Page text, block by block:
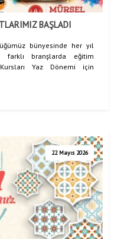
BAŞLADI
bünyesinde her yıl
farklı branşlarda eğitim
Yaz Dönemi için
22 Mayıs 2026